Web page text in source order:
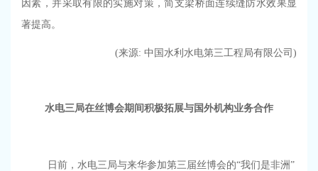
因素，并采取有限的实施对策，简支梁桥面连续缝防水效果显
著提高。
(来源: 中国水利水电第三工程局有限公司)
水电三局在丝博会期间积极拓展与国外机构业务合作
日前，水电三局与来华参加第三届丝博会的“我们是非洲”